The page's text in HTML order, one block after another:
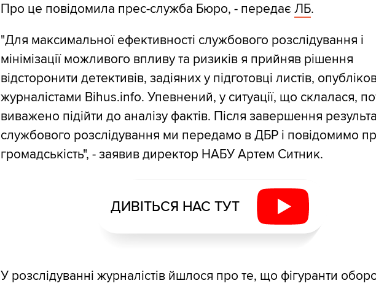
Про це повідомила прес-служба Бюро, - передає ЛБ.
"Для максимальної ефективності службового розслідування і
мінімізації можливого впливу та ризиків я прийняв рішення
відсторонити детективів, задіяних у підготовці листів,
журналістами Bihus.info. Упевнений, у ситуації, що склалася,
виважено підійти до аналізу фактів. Після завершення
службового розслідування ми передамо в ДБР і повідомимо
громадськість", - заявив директор НАБУ Артем Ситник.
ДИВІТЬСЯ НАС ТУТ
У розслідуванні журналістів йшлося про те, що фігуранти